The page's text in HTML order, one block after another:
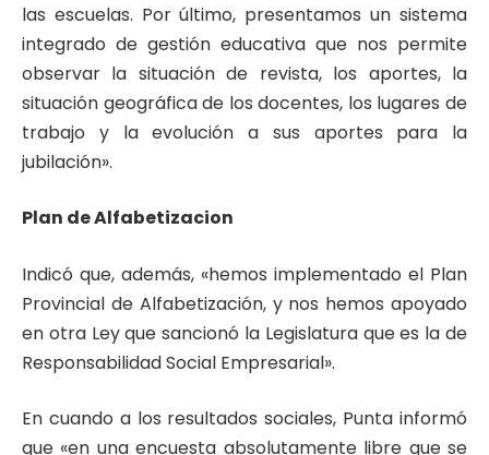
las escuelas. Por último, presentamos un sistema
integrado de gestión educativa que nos permite
observar la situación de revista, los aportes, la
situación geográfica de los docentes, los lugares de
trabajo y la evolución a sus aportes para la
jubilación».
Plan de Alfabetizacion
Indicó que, además, «hemos implementado el Plan
Provincial de Alfabetización, y nos hemos apoyado
en otra Ley que sancionó la Legislatura que es la de
Responsabilidad Social Empresarial».
En cuando a los resultados sociales, Punta informó
que «en una encuesta absolutamente libre que se